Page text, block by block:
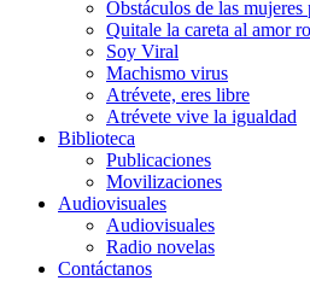
Obstáculos de las
Quitale la careta al amor
Soy Viral
Machismo virus
Atrévete, eres libre
Atrévete vive la igualdad
Biblioteca
Publicaciones
Movilizaciones
Audiovisuales
Audiovisuales
Radio novelas
Contáctanos